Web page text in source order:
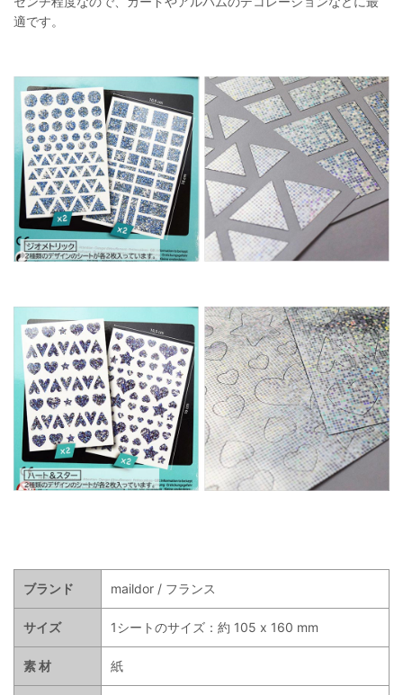
適です。
ブランド maildor / フランス
サイズ 1シートのサイズ：約 105 x 160 mm
素 材 紙